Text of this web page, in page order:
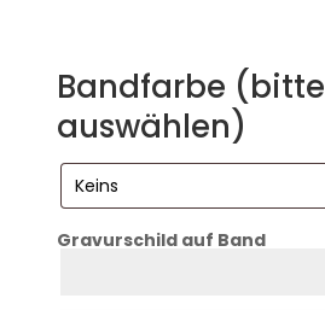
Bandfarbe (bitte
auswählen)
Gravurschild auf Band